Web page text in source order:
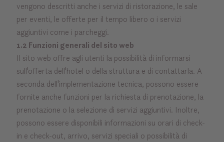
vengono descritti anche i servizi di ristorazione, le sale
per eventi, le offerte per il tempo libero o i servizi
aggiuntivi come i parcheggi.
1.2 Funzioni generali del sito web
Il sito web offre agli utenti la possibilità di informarsi
sull'offerta dell'hotel o della struttura e di contattarla. A
seconda dell'implementazione tecnica, possono essere
fornite anche funzioni per la richiesta di prenotazione, la
prenotazione o la selezione di servizi aggiuntivi. Inoltre,
possono essere disponibili informazioni su orari di check-
in e check-out, arrivo, servizi speciali o possibilità di